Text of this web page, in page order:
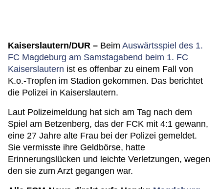
Kaiserslautern/DUR – Beim Auswärtsspiel des 1.
FC Magdeburg am Samstagabend beim 1. FC
Kaiserslautern ist es offenbar zu einem Fall von
K.o.-Tropfen im Stadion gekommen. Das berichtet
die Polizei in Kaiserslautern.
Laut Polizeimeldung hat sich am Tag nach dem
Spiel am Betzenberg, das der FCK mit 4:1 gewann,
eine 27 Jahre alte Frau bei der Polizei gemeldet.
Sie vermisste ihre Geldbörse, hatte
Erinnerungslücken und leichte Verletzungen, wegen
den sie zum Arzt gegangen war.